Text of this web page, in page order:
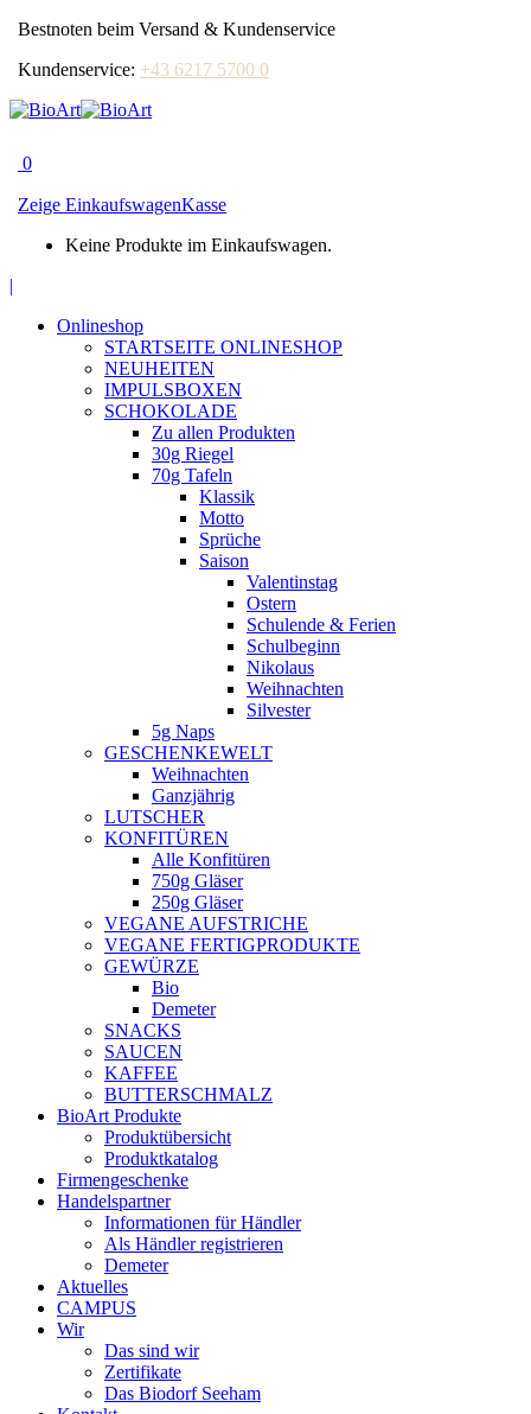
Bestnoten beim Versand & Kundenservice
Kundenservice: +43 6217 5700 0
0
Zeige EinkaufswagenKasse
Keine Produkte im Einkaufswagen.
opens
|
Onlineshop
STARTSEITE ONLINESHOP
NEUHEITEN
IMPULSBOXEN
SCHOKOLADE
Zu allen Produkten
30g Riegel
70g Tafeln
Klassik
Motto
Sprüche
Saison
Valentinstag
Ostern
Schulende & Ferien
Schulbeginn
Nikolaus
Weihnachten
Silvester
5g Naps
GESCHENKEWELT
Weihnachten
Ganzjährig
LUTSCHER
KONFITÜREN
Alle Konfitüren
750g Gläser
250g Gläser
VEGANE AUFSTRICHE
VEGANE FERTIGPRODUKTE
GEWÜRZE
Bio
Demeter
SNACKS
SAUCEN
KAFFEE
BUTTERSCHMALZ
BioArt Produkte
Produktübersicht
Produktkatalog
Firmengeschenke
Handelspartner
Informationen für Händler
Als Händler registrieren
Demeter
Aktuelles
CAMPUS
Wir
Das sind wir
Zertifikate
Das Biodorf Seeham